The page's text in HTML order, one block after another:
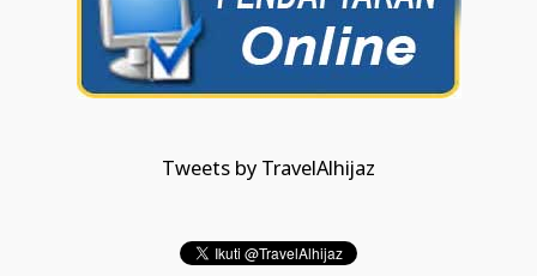
Tweets by TravelAlhijaz